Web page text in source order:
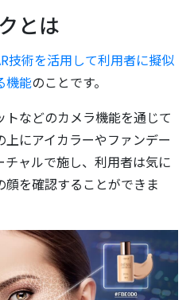
とは
技術を活用して利用者に擬似
機能のことです。
などのカメラ機能を通じて
にアイカラーやファンデー
ャルで施し、利用者は気に
を確認することができま